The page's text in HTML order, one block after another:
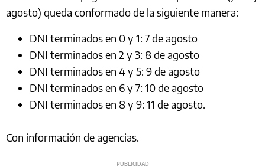
agosto) queda conformado de la siguiente manera:
DNI terminados en 0 y 1: 7 de agosto
DNI terminados en 2 y 3: 8 de agosto
DNI terminados en 4 y 5: 9 de agosto
DNI terminados en 6 y 7: 10 de agosto
DNI terminados en 8 y 9: 11 de agosto.
Con información de agencias.